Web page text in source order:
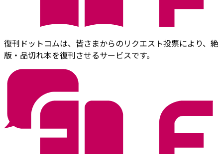
復刊ドットコムは、皆さまからのリクエスト投票により、絶
版・品切れ本を復刊させるサービスです。